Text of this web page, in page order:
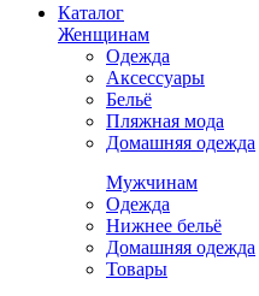
Каталог
Женщинам
Одежда
Аксессуары
Бельё
Пляжная мода
Домашняя одежда
Мужчинам
Одежда
Нижнее бельё
Домашняя одежда
Товары